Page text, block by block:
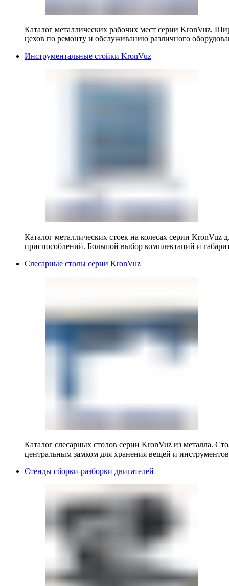
Каталог металлических рабочих мест серии KronVuz.
цехов по ремонту и обслуживанию различного
Инструментальные стойки KronVuz
Каталог металлических стоек на колесах серии KronVuz
приспособлений. Большой выбор комплектаций и
Слесарные столы серии KronVuz
Каталог слесарных столов серии KronVuz из металла.
центральным замком для хранения вещей и
Стенды сборки-разборки двигателей